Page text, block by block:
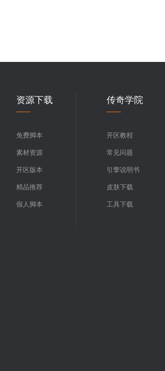
资源下载
免费脚本
素材资源
开区版本
精品推荐
假人脚本
传奇学院
开区教程
常见问题
引擎说明书
皮肤下载
工具下载